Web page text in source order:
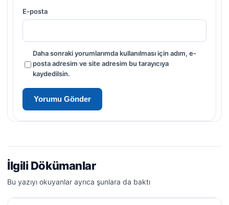
E-posta
Daha sonraki yorumlarımda kullanılması için adım, e-
posta adresim ve site adresim bu tarayıcıya
kaydedilsin.
İlgili Dökümanlar
Bu yazıyı okuyanlar ayrıca şunlara da baktı